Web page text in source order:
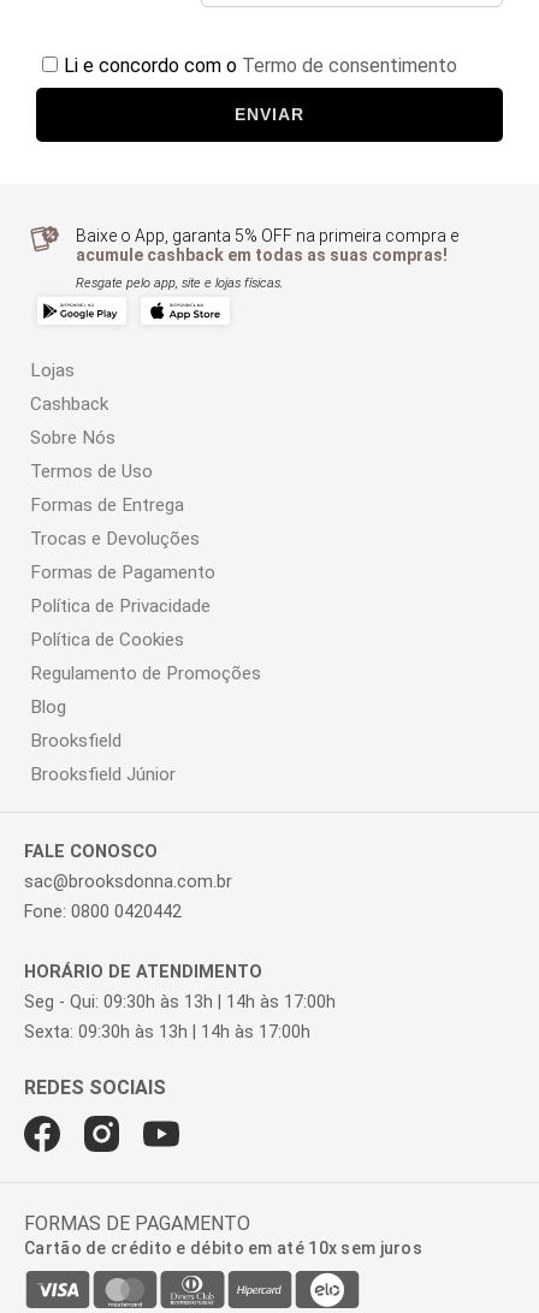
Li e concordo com o Termo de consentimento
ENVIAR
Baixe o App, garanta 5% OFF na primeira compra e
acumule cashback em todas as suas compras!
Resgate pelo app, site e lojas físicas.
Lojas
Cashback
Sobre Nós
Termos de Uso
Formas de Entrega
Trocas e Devoluções
Formas de Pagamento
Política de Privacidade
Política de Cookies
Regulamento de Promoções
Blog
Brooksfield
Brooksfield Júnior
FALE CONOSCO
sac@brooksdonna.com.br
Fone: 0800 0420442
HORÁRIO DE ATENDIMENTO
Seg - Qui: 09:30h às 13h | 14h às 17:00h
Sexta: 09:30h às 13h | 14h às 17:00h
FORMAS DE PAGAMENTO
Cartão de crédito e débito em até 10x sem juros